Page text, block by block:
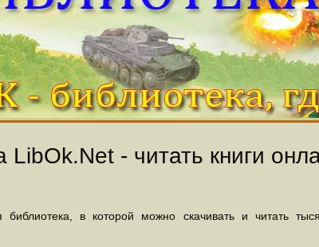
- читать книги
библиотека, в которой можно скачивать и читать